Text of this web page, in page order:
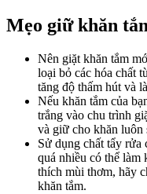
Mẹo giữ khăn
Nên giặt khăn tắm
loại bỏ các hóa chất
tăng độ thấm hút và
Nếu khăn tắm của
trắng vào chu trình
và giữ cho khăn luôn
Sử dụng chất tẩy rửa
quá nhiều có thể làm
thích mùi thơm, hãy
khăn tắm.